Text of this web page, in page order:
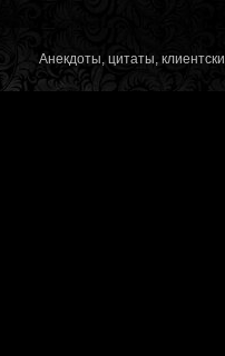
Анекдоты, цитаты,